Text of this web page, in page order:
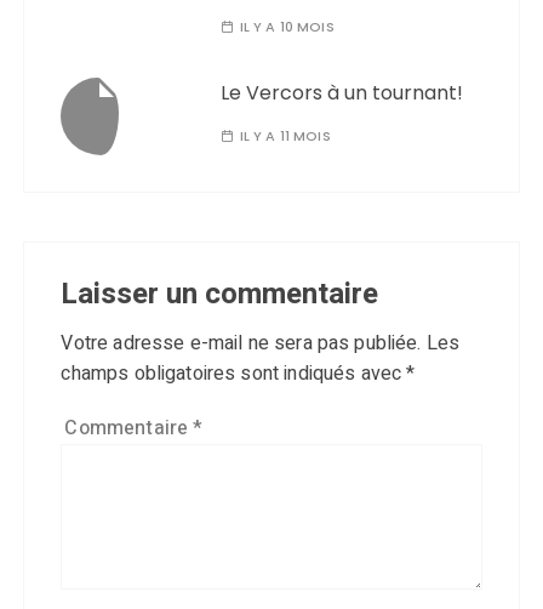
IL Y A 10 MOIS
Le Vercors à un tournant!
IL Y A 11 MOIS
Laisser un commentaire
Votre adresse e-mail ne sera pas publiée. Les
champs obligatoires sont indiqués avec*
Commentaire*